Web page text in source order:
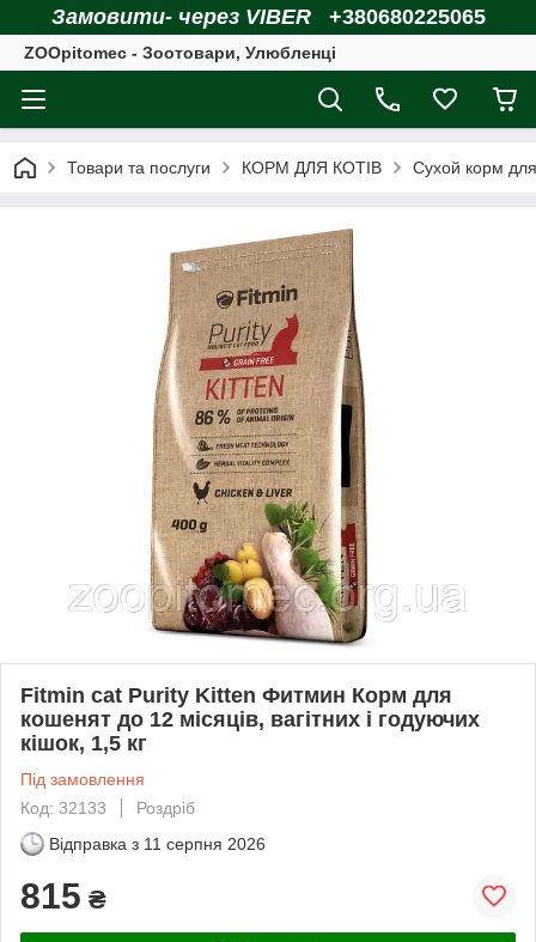
Замовити- через VIBER +380680225065
ZOOpitomec - Зоотовари, Улюбленці
Товари та послуги КОРМ ДЛЯ КОТІВ Сухой корм
Fitmin cat Purity Kitten Фитмин Корм для
кошенят до 12 місяців, вагітних і годуючих
кішок, 1,5 кг
Під замовлення
Код: 32133
Роздріб
Відправка з 11 серпня 2026
815 ₴